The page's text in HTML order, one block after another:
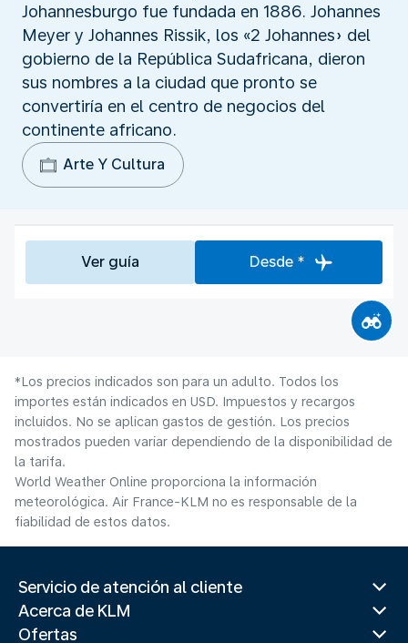
Johannesburgo fue fundada en 1886. Johannes
Meyer y Johannes Rissik, los «2 Johannes» del
gobierno de la República Sudafricana, dieron
sus nombres a la ciudad que pronto se
convertiría en el centro de negocios del
continente africano.
Arte Y Cultura
Ver guía Desde *
*Los precios indicados son para un adulto. Todos los
importes están indicados en USD. Impuestos y recargos
incluidos. No se aplican gastos de gestión. Los precios
mostrados pueden variar dependiendo de la disponibilidad de
la tarifa.
World Weather Online proporciona la información
meteorológica. Air France-KLM no es responsable de la
fiabilidad de estos datos.
Servicio de atención al cliente
Acerca de KLM
Ofertas